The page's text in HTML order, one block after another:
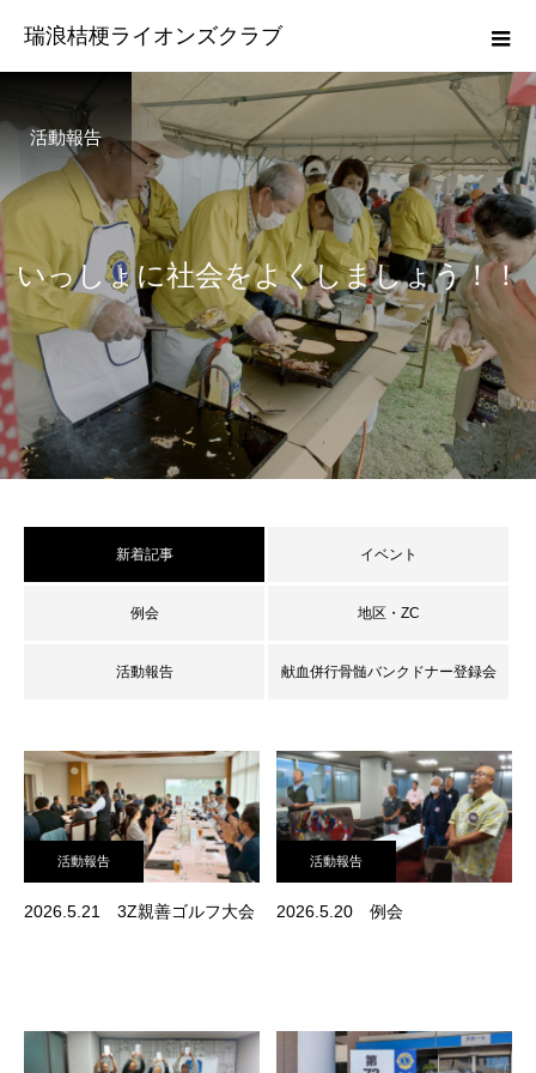
瑞浪桔梗ライオンズクラブ
活動報告
いっしょに社会をよくしましょう！！
新着記事 イベント
例会 地区・ZC
活動報告 献血併行骨髄バンクドナー登録会
活動報告
2026.5.21 3Z親善ゴルフ大会
活動報告
2026.5.20 例会